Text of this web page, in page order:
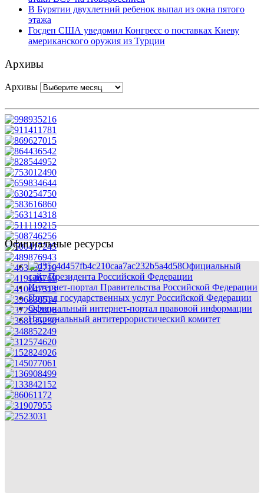
В Бурятии двухлетний ребенок выпал из окна пятого
этажа
Госдеп США уведомил Конгресс о поставках Киеву
американского оружия из Турции
Архивы
Архивы
Официальные ресурсы
Официальный
сайт Президента Российской Федерации
Интернет-портал Правительства Российской Федерации
Портал государственных услуг Российской Федерации
Официальный интернет-портал правовой информации
Национальный антитеррористический комитет